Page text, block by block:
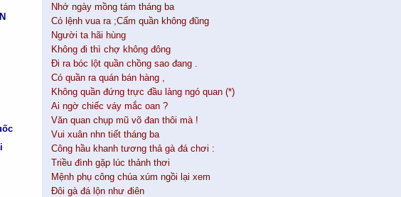
Nhớ ngày mồng tám tháng ba
Có lệnh vua ra ;Cấm quần không đũng
Người ta hãi hùng
Không đi thì chợ không đông
Đi ra bóc lột quần chồng sao đang .
Có quần ra quán bán hàng ,
Không quần đứng trực đầu làng ngó quan (*)
Ai ngờ chiếc váy mắc oan ?
Văn quan chụp mũ võ đan thôi mà !
Vui xuân nhn tiết tháng ba
Công hầu khanh tương thả gà đá chơi :
Triều đình gặp lúc thảnh thơi
Mệnh phụ công chúa xúm ngồi lại xem
Đôi gà đá lộn như điên